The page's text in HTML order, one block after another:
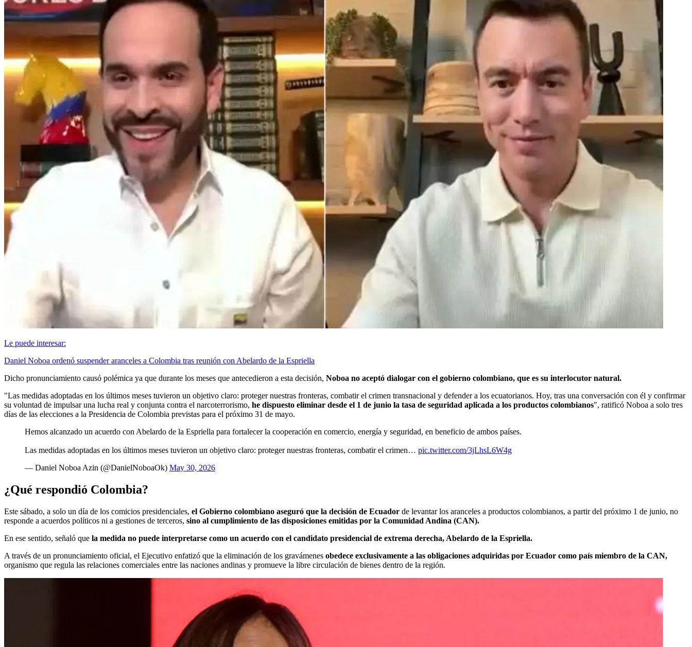
Le puede interesar:
Daniel Noboa ordenó suspender aranceles a Colombia tras reunión con Abelardo de la Espriella
Dicho pronunciamiento causó polémica ya que durante los meses que antecedieron a esta decisión, Noboa no aceptó dialogar con el gobierno colombiano, que es su interlocutor natural.
"Las medidas adoptadas en los últimos meses tuvieron un objetivo claro: proteger nuestras fronteras, combatir el crimen transnacional y defender a los ecuatorianos. Hoy, tras una conversación con él y confirmar
su voluntad de impulsar una lucha real y conjunta contra el narcoterrorismo, he dispuesto eliminar desde el 1 de junio la tasa de seguridad aplicada a los productos colombianos", ratificó Noboa a solo tres
días de las elecciones a la Presidencia de Colombia previstas para el próximo 31 de mayo.
Hemos alcanzado un acuerdo con Abelardo de la Espriella para fortalecer la cooperación en comercio, energía y seguridad, en beneficio de ambos países.
Las medidas adoptadas en los últimos meses tuvieron un objetivo claro: proteger nuestras fronteras, combatir el crimen… pic.twitter.com/3jLhsL6W4g
— Daniel Noboa Azin (@DanielNoboaOk) May 30, 2026
¿Qué respondió Colombia?
Este sábado, a solo un día de los comicios presidenciales, el Gobierno colombiano aseguró que la decisión de Ecuador de levantar los aranceles a productos colombianos, a partir del próximo 1 de junio, no
responde a acuerdos políticos ni a gestiones de terceros, sino al cumplimiento de las disposiciones emitidas por la Comunidad Andina (CAN).
En ese sentido, señaló que la medida no puede interpretarse como un acuerdo con el candidato presidencial de extrema derecha, Abelardo de la Espriella.
A través de un pronunciamiento oficial, el Ejecutivo enfatizó que la eliminación de los gravámenes obedece exclusivamente a las obligaciones adquiridas por Ecuador como país miembro de la CAN,
organismo que regula las relaciones comerciales entre las naciones andinas y promueve la libre circulación de bienes dentro de la región.